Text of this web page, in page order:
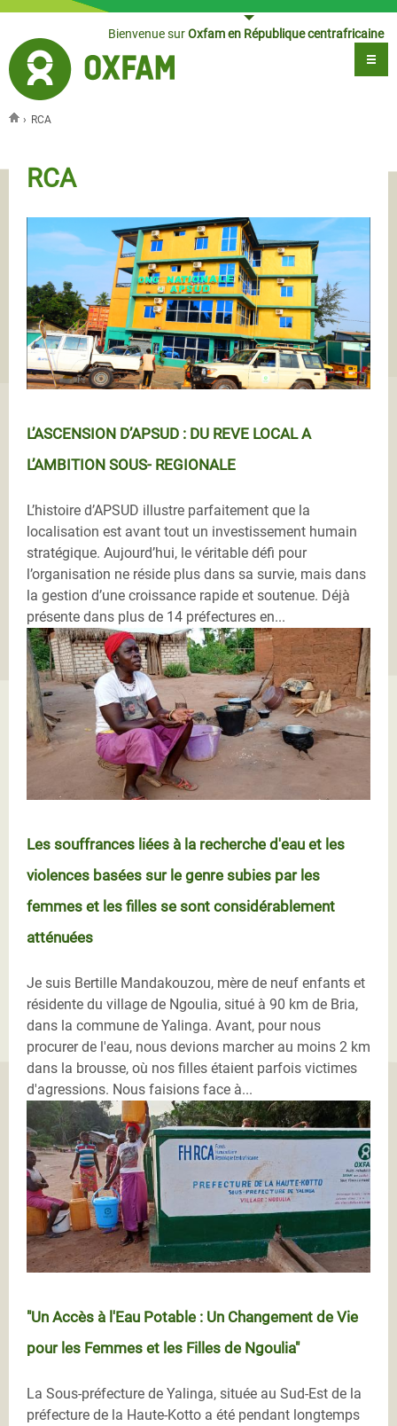
Jump to navigationBienvenue surOxfam en République centrafricaine
› RCA
RCA
L’ASCENSION D’APSUD : DU REVE LOCAL A
L’AMBITION SOUS- REGIONALE
L’histoire d’APSUD illustre parfaitement que la
localisation est avant tout un investissement humain
stratégique. Aujourd’hui, le véritable défi pour
l’organisation ne réside plus dans sa survie, mais dans
la gestion d’une croissance rapide et soutenue. Déjà
présente dans plus de 14 préfectures en...
Les souffrances liées à la recherche d'eau et les
violences basées sur le genre subies par les
femmes et les filles se sont considérablement
atténuées
Je suis Bertille Mandakouzou, mère de neuf enfants et
résidente du village de Ngoulia, situé à 90 km de Bria,
dans la commune de Yalinga. Avant, pour nous
procurer de l'eau, nous devions marcher au moins 2 km
dans la brousse, où nos filles étaient parfois victimes
d'agressions. Nous faisions face à...
"Un Accès à l'Eau Potable : Un Changement de Vie
pour les Femmes et les Filles de Ngoulia"
La Sous-préfecture de Yalinga, située au Sud-Est de la
préfecture de la Haute-Kotto a été pendant longtemps